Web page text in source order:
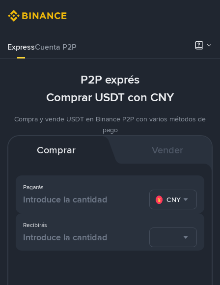
ExpressCuenta P2P
P2P exprés
Comprar USDT con CNY
Compra y vende USDT en Binance P2P con varios métodos de
pago
Comprar Vender
Pagarás
CNY
Recibirás